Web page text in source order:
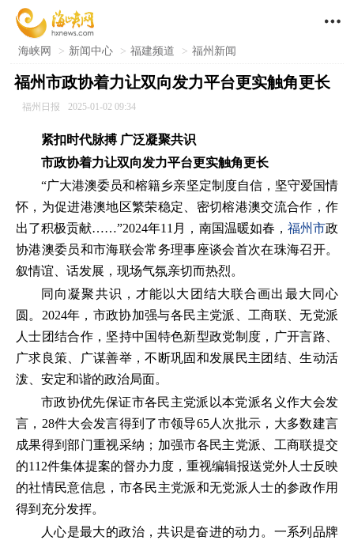

海峡网 > 新闻中心 > 福建频道 > 福州新闻
福州市政协着力让双向发力平台更实触角更长
福州日报 2025-01-02 09:34
紧扣时代脉搏 广泛凝聚共识
市政协着力让双向发力平台更实触角更长
“广大港澳委员和榕籍乡亲坚定制度自信，坚守爱国情
怀，为促进港澳地区繁荣稳定、密切榕港澳交流合作，作
出了积极贡献……”2024年11月，南国温暖如春， 福州市政
协港澳委员和市海联会常务理事座谈会首次在珠海召开。
叙情谊、话发展，现场气氛亲切而热烈。
同向凝聚共识，才能以大团结大联合画出最大同心
圆。2024年，市政协加强与各民主党派、工商联、无党派
人士团结合作，坚持中国特色新型政党制度，广开言路、
广求良策、广谋善举，不断巩固和发展民主团结、生动活
泼、安定和谐的政治局面。
市政协优先保证市各民主党派以本党派名义作大会发
言，28件大会发言得到了市领导65人次批示，大多数建言
成果得到部门重视采纳；加强市各民主党派、工商联提交
的112件集体提案的督办力度，重视编辑报送党外人士反映
的社情民意信息，市各民主党派和无党派人士的参政作用
得到充分发挥。
人心是最大的政治，共识是奋进的动力。一系列品牌